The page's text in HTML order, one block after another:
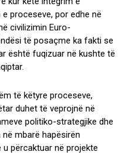
proceseve, por edhe në
civilizimin Euro-
të posaçme ka fakti se
është fuqizuar në kushte të
të këtyre proceseve,
duhet të veprojnë në
politiko-strategjike dhe
mbarë hapësirën
përcaktuar në projekte